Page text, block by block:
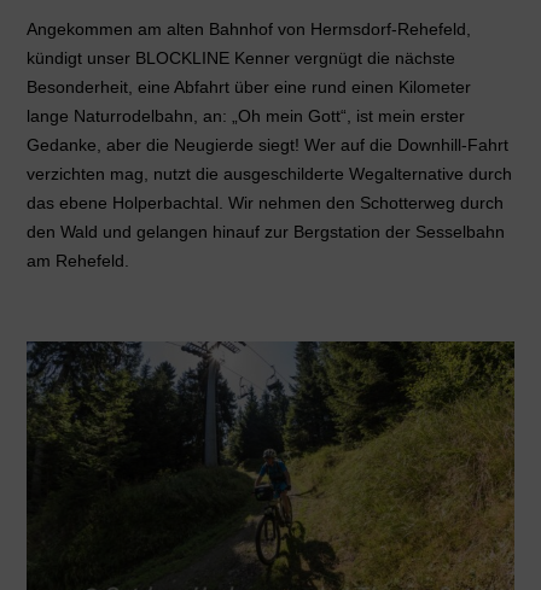
Angekommen am alten Bahnhof von Hermsdorf-Rehefeld,
kündigt unser BLOCKLINE Kenner vergnügt die nächste
Besonderheit, eine Abfahrt über eine rund einen Kilometer
lange Naturrodelbahn, an: „Oh mein Gott“, ist mein erster
Gedanke, aber die Neugierde siegt! Wer auf die Downhill-Fahrt
verzichten mag, nutzt die ausgeschilderte Wegalternative durch
das ebene Holperbachtal. Wir nehmen den Schotterweg durch
den Wald und gelangen hinauf zur Bergstation der Sesselbahn
am Rehefeld.